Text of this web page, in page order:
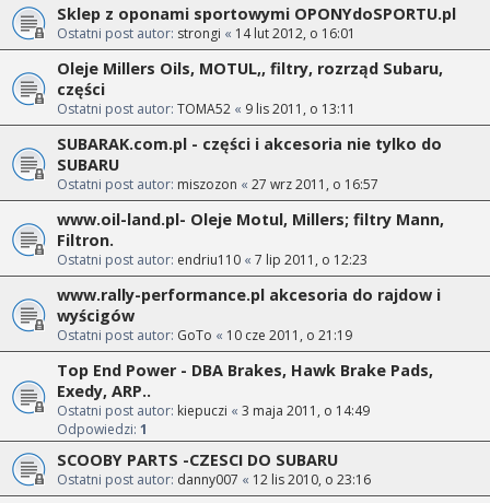
Sklep z oponami sportowymi OPONYdoSPORTU.pl
Ostatni post autor: strongi « 14 lut 2012, o 16:01
Oleje Millers Oils, MOTUL,, filtry, rozrząd Subaru,
części
Ostatni post autor: TOMA52 « 9 lis 2011, o 13:11
SUBARAK.com.pl - części i akcesoria nie tylko do
SUBARU
Ostatni post autor: miszozon « 27 wrz 2011, o 16:57
www.oil-land.pl- Oleje Motul, Millers; filtry Mann,
Filtron.
Ostatni post autor: endriu110 « 7 lip 2011, o 12:23
www.rally-performance.pl akcesoria do rajdow i
wyścigów
Ostatni post autor: GoTo « 10 cze 2011, o 21:19
Top End Power - DBA Brakes, Hawk Brake Pads,
Exedy, ARP..
Ostatni post autor: kiepuczi « 3 maja 2011, o 14:49
Odpowiedzi: 1
SCOOBY PARTS -CZESCI DO SUBARU
Ostatni post autor: danny007 « 12 lis 2010, o 23:16